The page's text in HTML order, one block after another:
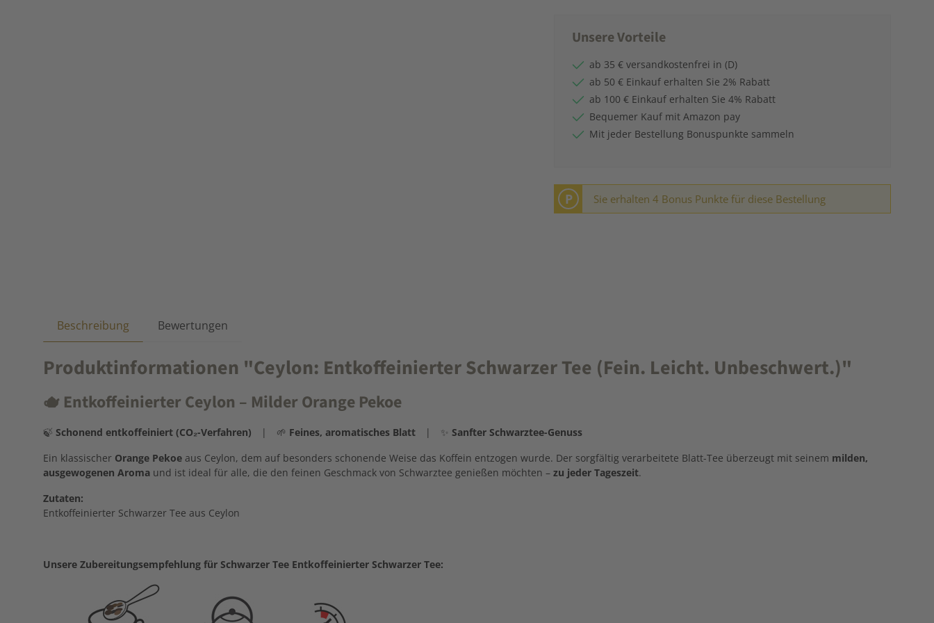
Unsere Vorteile
ab 35 € versandkostenfrei in (D)
ab 50 € Einkauf erhalten Sie 2% Rabatt
ab 100 € Einkauf erhalten Sie 4% Rabatt
Bequemer Kauf mit Amazon pay
Mit jeder Bestellung Bonuspunkte sammeln
P Sie erhalten 4 Bonus Punkte für diese Bestellung
Beschreibung Bewertungen
Produktinformationen "Ceylon: Entkoffeinierter Schwarzer Tee (Fein. Leicht. Unbeschwert.)"
🫖 Entkoffeinierter Ceylon – Milder Orange Pekoe
🍃 Schonend entkoffeiniert (CO₂-Verfahren) | 🌱 Feines, aromatisches Blatt | ✨ Sanfter Schwarztee-Genuss
Ein klassischer Orange Pekoe aus Ceylon, dem auf besonders schonende Weise das Koffein entzogen wurde. Der sorgfältig verarbeitete Blatt-Tee überzeugt mit seinem milden,
ausgewogenen Aroma und ist ideal für alle, die den feinen Geschmack von Schwarztee genießen möchten – zu jeder Tageszeit.
Zutaten:
Entkoffeinierter Schwarzer Tee aus Ceylon
Unsere Zubereitungsempfehlung für Schwarzer Tee Entkoffeinierter Schwarzer Tee: